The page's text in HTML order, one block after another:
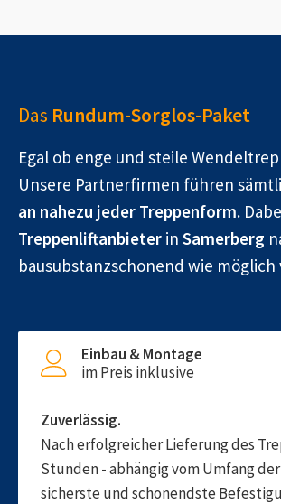
Das Rundum-Sorglos-Paket
Egal ob enge und steile
Unsere Partnerfirmen führen
an nahezu jeder Treppenform.
Treppenliftanbieter in Samerberg
bausubstanzschonend wie möglich
Einbau & Montage
im Preis inklusive
Zuverlässig.
Nach erfolgreicher Lieferung des
Stunden - abhängig vom Umfang
sicherste und schonendste